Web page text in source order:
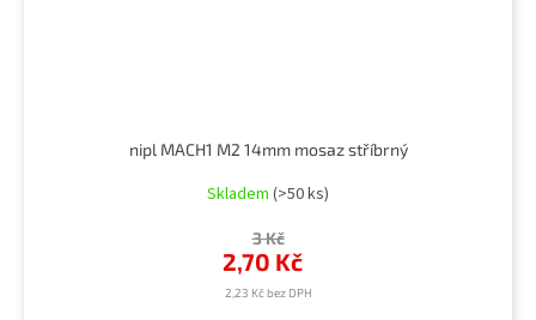
nipl MACH1 M2 14mm mosaz stříbrný
Skladem (>50 ks)
2,23 Kč bez DPH
2,70 Kč
3 Kč